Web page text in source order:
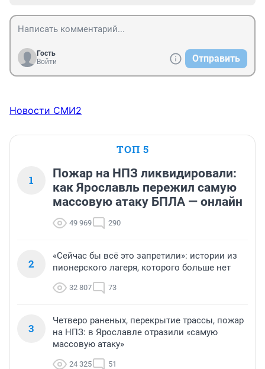
Гость
Войти
Отправить
Новости СМИ2
ТОП 5
1
Пожар на НПЗ ликвидировали:
как Ярославль пережил самую
массовую атаку БПЛА — онлайн
49 969 290
2
«Сейчас бы всё это запретили»: истории из
пионерского лагеря, которого больше нет
32 807 73
3
Четверо раненых, перекрытие трассы, пожар
на НПЗ: в Ярославле отразили «самую
массовую атаку»
24 325 51